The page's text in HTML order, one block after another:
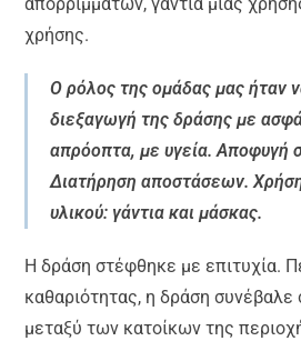
χρήσης.
Ο ρόλος της ομάδας μας ήταν
διεξαγωγή της δράσης με
απρόοπτα, με υγεία. Αποφυγή
Διατήρηση αποστάσεων.
υλικού: γάντια και μάσκας.
Η δράση στέφθηκε με επιτυχία.
καθαριότητας, η δράση συνέβαλε
μεταξύ των κατοίκων της